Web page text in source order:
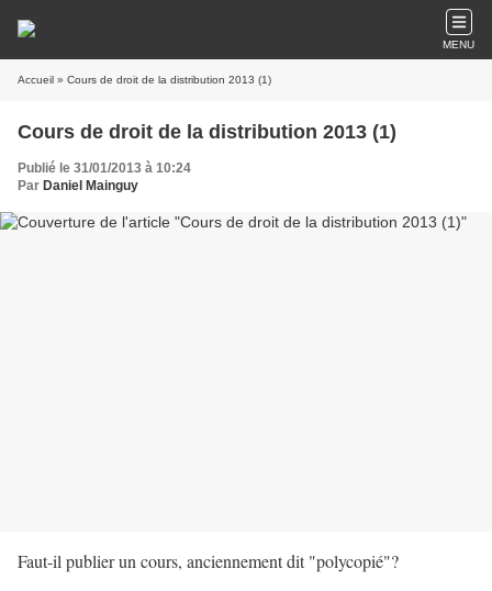
MENU
Accueil » Cours de droit de la distribution 2013 (1)
Cours de droit de la distribution 2013 (1)
Publié le 31/01/2013 à 10:24
Par Daniel Mainguy
Faut-il publier un cours, anciennement dit "polycopié"?